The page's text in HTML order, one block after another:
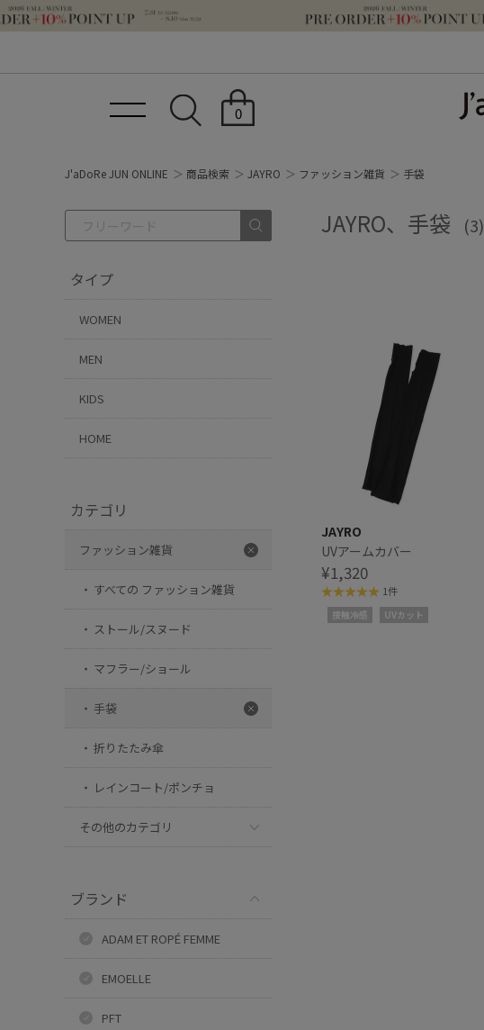
0
J'aDoRe JUN ONLINE 商品検索 JAYRO ファッション雑貨 手袋
タイプ
WOMEN
MEN
KIDS
HOME
カテゴリ
ファッション雑貨
すべての ファッション雑貨
ストール/スヌード
マフラー/ショール
手袋
折りたたみ傘
レインコート/ポンチョ
その他のカテゴリ
ブランド
ADAM ET ROPÉ FEMME
EMOELLE
PFT
JAYRO、手袋 (3)
JAYRO
UVアームカバー
¥1,320
1件
接触冷感 UVカット